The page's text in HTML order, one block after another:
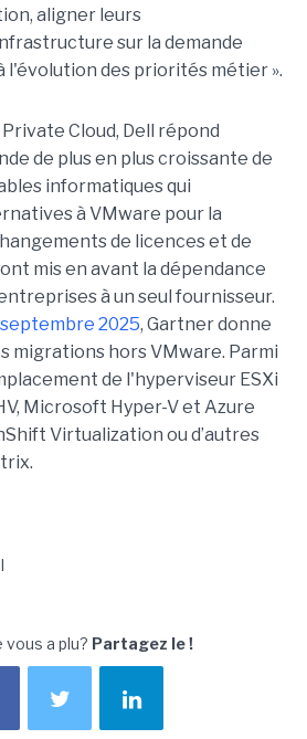
aligner leurs
sur la demande
l'évolution des priorités métier ».
Cloud, Dell répond
de plus en plus croissante de
informatiques qui
à VMware pour la
de licences et de
mis en avant la dépendance
à un seul fournisseur.
2025, Gartner donne
migrations hors VMware. Parmi
de l'hyperviseur ESXi
Microsoft Hyper-V et Azure
Virtualization ou d’autres
a plu? Partagez le !